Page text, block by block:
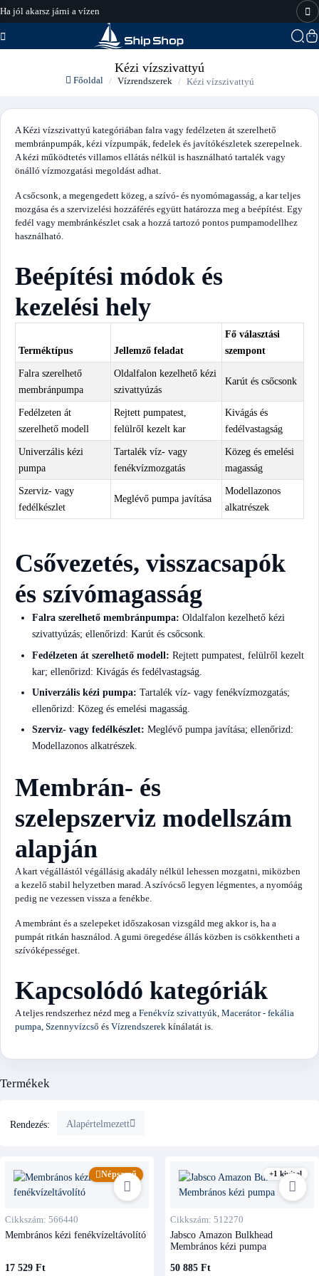
Ha jól akarsz járni a vízen
hajo-felszereles.hu
Kézi vízszivattyú
Főoldal Vízrendszerek Kézi vízszivattyú
A Kézi vízszivattyú kategóriában falra vagy fedélzeten át szerelhető
membránpumpák, kézi vízpumpák, fedelek és javítókészletek szerepelnek.
A kézi működtetés villamos ellátás nélkül is használható tartalék vagy
önálló vízmozgatási megoldást adhat.
A csőcsonk, a megengedett közeg, a szívó- és nyomómagasság, a kar teljes
mozgása és a szervizelési hozzáférés együtt határozza meg a beépítést. Egy
fedél vagy membránkészlet csak a hozzá tartozó pontos pumpamodellhez
használható.
Beépítési módok és
kezelési hely
Terméktípus Jellemző feladat
Fő választási
szempont
Falra szerelhető
membránpumpa
Oldalfalon kezelhető kézi
szivattyúzás
Karút és csőcsonk
Fedélzeten át
szerelhető modell
Rejtett pumpatest,
felülről kezelt kar
Kivágás és
fedélvastagság
Univerzális kézi
pumpa
Tartalék víz- vagy
fenékvízmozgatás
Közeg és emelési
magasság
Szerviz- vagy
fedélkészlet
Meglévő pumpa javítása
Modellazonos
alkatrészek
Csővezetés, visszacsapók
és szívómagasság
Falra szerelhető membránpumpa: Oldalfalon kezelhető kézi
szivattyúzás; ellenőrizd: Karút és csőcsonk.
Fedélzeten át szerelhető modell: Rejtett pumpatest, felülről kezelt
kar; ellenőrizd: Kivágás és fedélvastagság.
Univerzális kézi pumpa: Tartalék víz- vagy fenékvízmozgatás;
ellenőrizd: Közeg és emelési magasság.
Szerviz- vagy fedélkészlet: Meglévő pumpa javítása; ellenőrizd:
Modellazonos alkatrészek.
Membrán- és
szelepszerviz modellszám
alapján
A kart végállástól végállásig akadály nélkül lehessen mozgatni, miközben
a kezelő stabil helyzetben marad. A szívócső legyen légmentes, a nyomóág
pedig ne vezessen vissza a fenékbe.
A membránt és a szelepeket időszakosan vizsgáld meg akkor is, ha a
pumpát ritkán használod. A gumi öregedése állás közben is csökkentheti a
szívóképességet.
Kapcsolódó kategóriák
A teljes rendszerhez nézd meg a Fenékvíz szivattyúk Macerátor - fekália
pumpa Szennyvízcső és Vízrendszerek kínálatát is.
Termékek
Rendezés: Alapértelmezett
Népszerű
Cikkszám: 566440
Membrános kézi fenékvízeltávolító
17 529 Ft
+1 kivitel
Cikkszám: 512270
Jabsco Amazon Bulkhead
Membrános kézi pumpa
50 885 Ft